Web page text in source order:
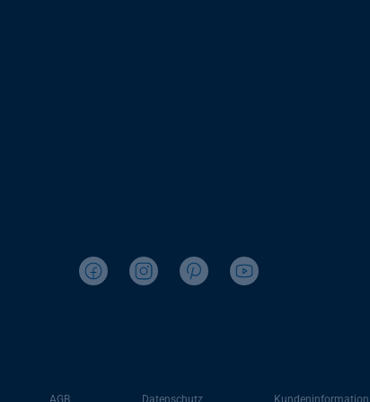
AGB Datenschutz Kundeninformation